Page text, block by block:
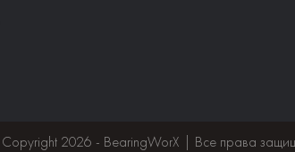
Copyright 2026 - BearingWorX | Все права